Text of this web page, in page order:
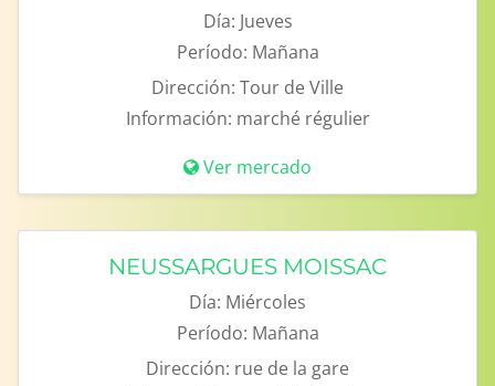
Día: Jueves
Período: Mañana
Dirección: Tour de Ville
Información: marché régulier
Ver mercado
NEUSSARGUES MOISSAC
Día: Miércoles
Período: Mañana
Dirección: rue de la gare